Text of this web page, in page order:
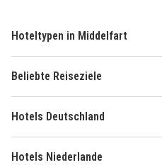
Hoteltypen in Middelfart
Beliebte Reiseziele
Hotels Deutschland
Hotels Niederlande